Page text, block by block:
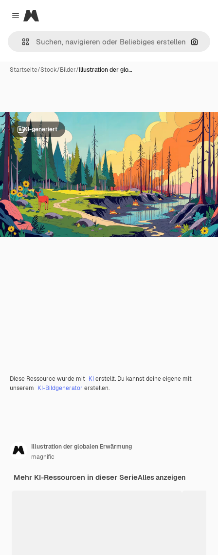
Close menu
Magnific
Nach
Startseite/Stock/Bilder/Illustration der glo…
KI-generiert
Diese Ressource wurde mit KIerstellt. Du kannst deine eigene mit
unserem KI-Bildgenerator erstellen.
Illustration der globalen Erwärmung
magnific
Mehr KI-Ressourcen in dieser SerieAlles anzeigen